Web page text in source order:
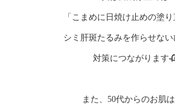
「こまめに日焼け止めの塗
シミ肝斑たるみを作らせな
対策につながります
また、50代からのお肌